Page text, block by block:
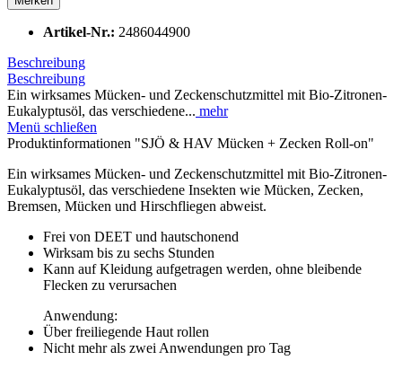
Artikel-Nr.: 2486044900
Beschreibung
Beschreibung
Ein wirksames Mücken- und Zeckenschutzmittel mit Bio-Zitronen-
Eukalyptusöl, das verschiedene... mehr
Menü schließen
Produktinformationen "SJÖ & HAV Mücken + Zecken Roll-on"
Ein wirksames Mücken- und Zeckenschutzmittel mit Bio-Zitronen-
Eukalyptusöl, das verschiedene Insekten wie Mücken, Zecken,
Bremsen, Mücken und Hirschfliegen abweist.
Frei von DEET und hautschonend
Wirksam bis zu sechs Stunden
Kann auf Kleidung aufgetragen werden, ohne bleibende
Flecken zu verursachen
Anwendung:
Über freiliegende Haut rollen
Nicht mehr als zwei Anwendungen pro Tag